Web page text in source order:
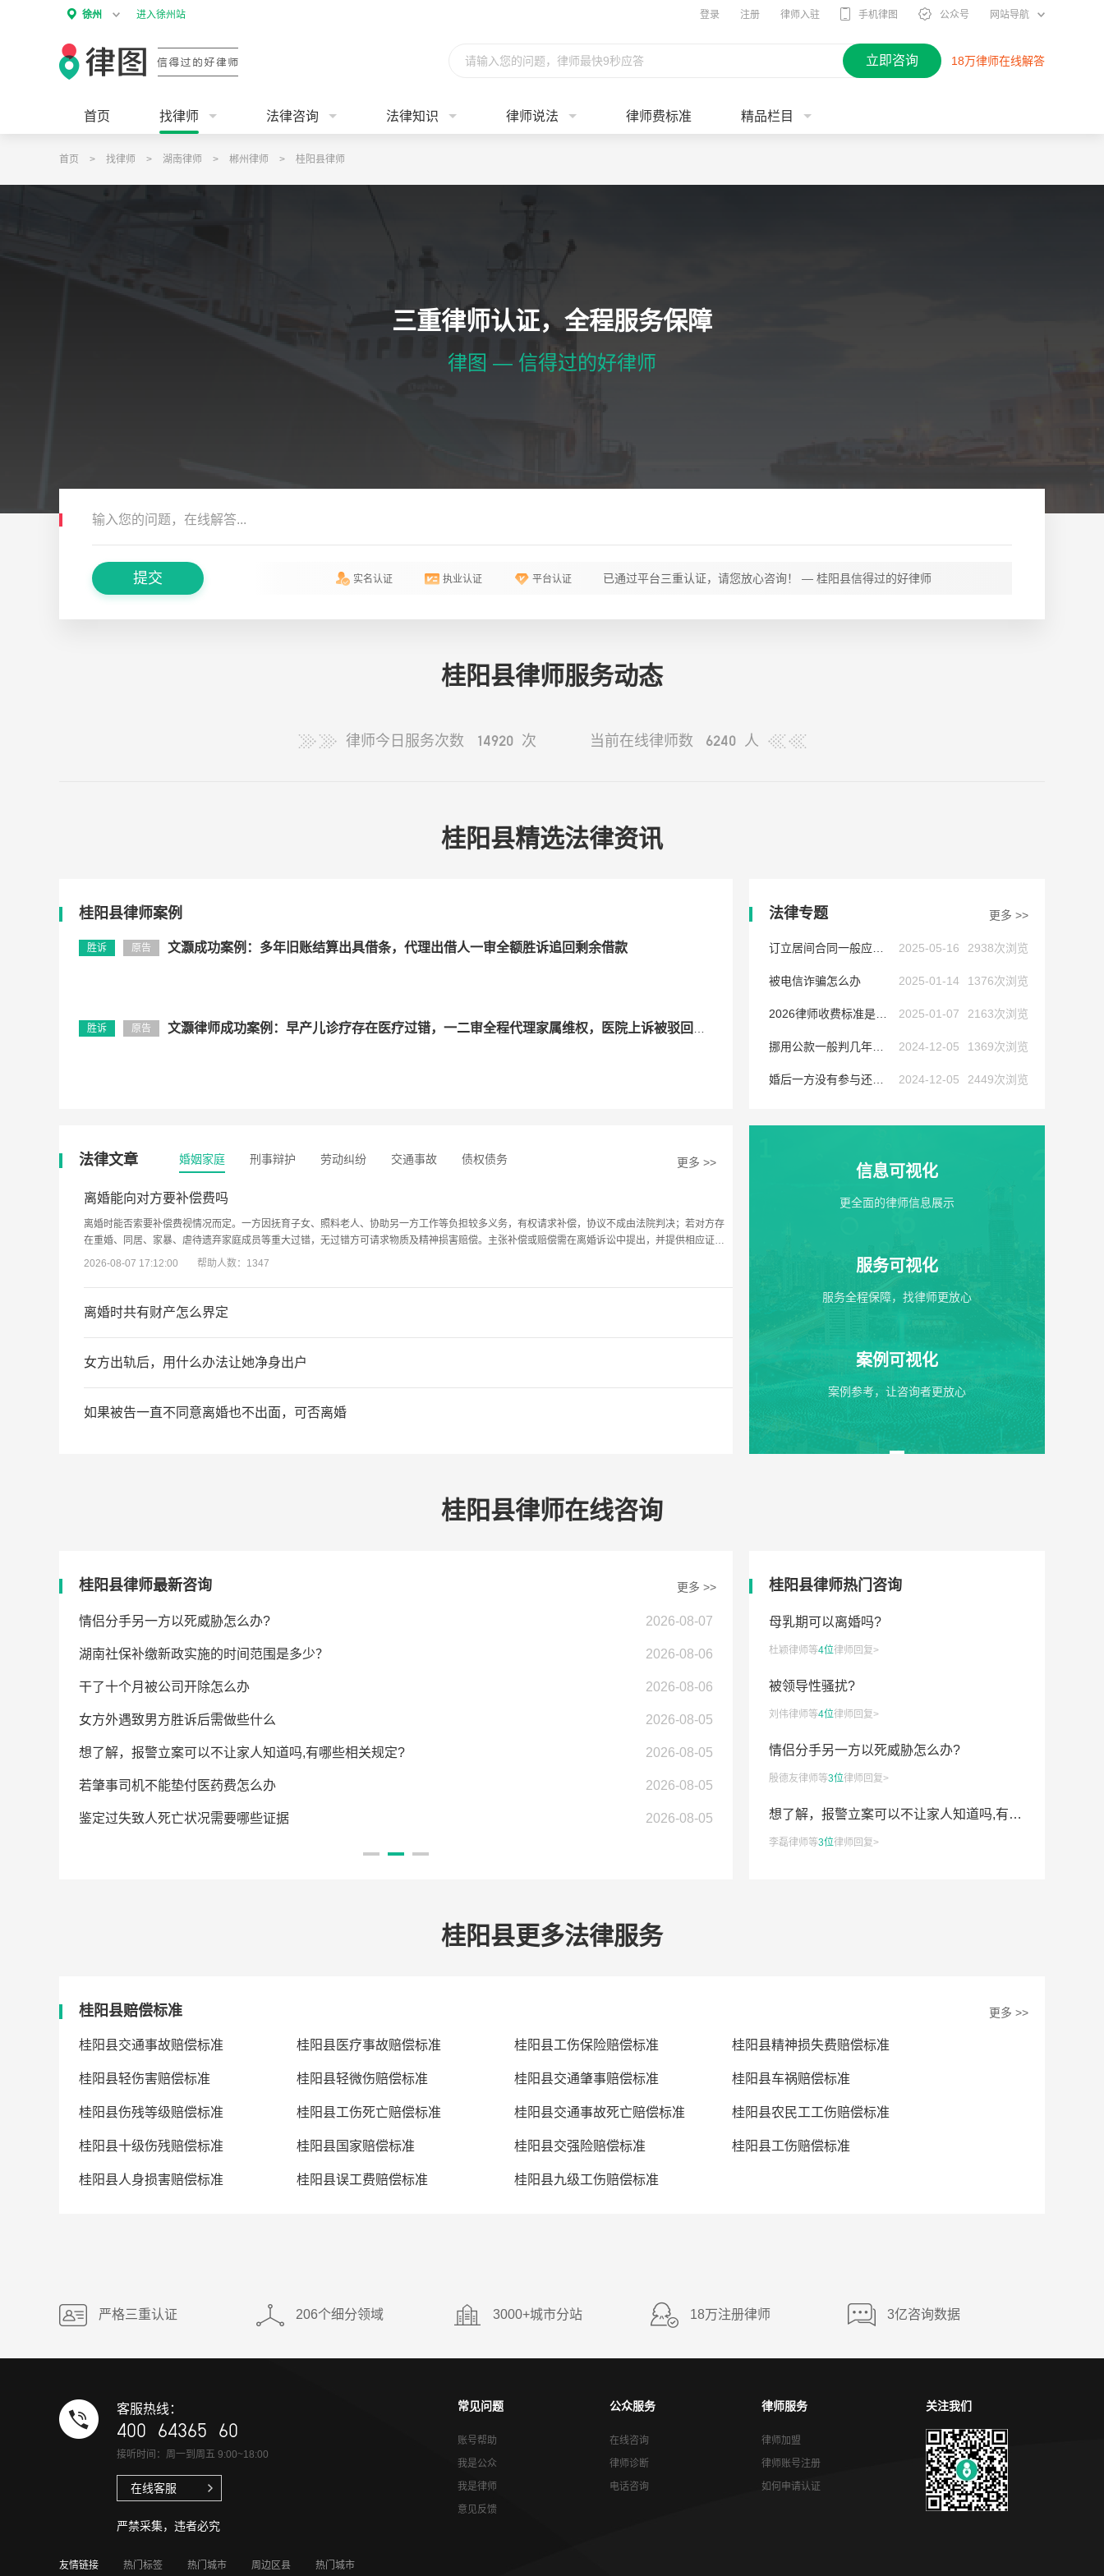
徐州 进入徐州站 登录 注册 律师入驻 手机律图 公众号 网站导航
请输入您的问题，律师最快9秒应答 立即咨询 18万律师在线解答
首页 找律师 法律咨询 法律知识 律师说法 律师费标准 精品栏目
首页 > 找律师 > 湖南律师 > 郴州律师 > 桂阳县律师
三重律师认证，全程服务保障
律图 — 信得过的好律师
输入您的问题，在线解答...
提交 实名认证 执业认证 平台认证 已通过平台三重认证，请您放心咨询！ — 桂阳县信得过的好律师
桂阳县律师服务动态
律师今日服务次数 14920 次 当前在线律师数 6240 人
桂阳县精选法律资讯
桂阳县律师案例
胜诉 原告 文灏成功案例：多年旧账结算出具借条，代理出借人一审全额胜诉追回剩余借款
胜诉 原告 文灏律师成功案例：早产儿诊疗存在医疗过错，一二审全程代理家属维权，医院上诉被驳回并足额赔付
法律文章 婚姻家庭 刑事辩护 劳动纠纷 交通事故 债权债务 更多 >>
离婚能向对方要补偿费吗
离婚时能否索要补偿费视情况而定。一方因抚育子女、照料老人、协助另一方工作等负担较多义务，有权请求补偿，协议不成由法院判决；若对方存
在重婚、同居、家暴、虐待遗弃家庭成员等重大过错，无过错方可请求物质及精神损害赔偿。主张补偿或赔偿需在离婚诉讼中提出，并提供相应证据
支持。
2026-08-07 17:12:00 帮助人数：1347
离婚时共有财产怎么界定
离婚时，夫妻在婚姻关系存续期间所得的财产一般属于共有财产。具体包括工资、奖金、劳务报酬，生产、经营、投资的收益，知识产权的收益，继
承或者受赠的财产（但遗嘱或赠与合同中确定只归一方的除外），以及其他应当归共同所有的财产。
女方出轨后，用什么办法让她净身出户
目前法律上并没有明确规定出轨方要净身出户。若想让女方出轨后净身出户，可与女方协商，让其自愿放弃财产分配，签订相应财产分割协议；若协
商不成，在诉讼中，如能证明女方过错行为符合法定情形，法院在财产分割时可能会倾向于无过错方，但很难让女方完全净身出户。
如果被告一直不同意离婚也不出面，可否离婚
更多 >>
法律专题
2938次浏览
2025-05-16
订立居间合同一般应当注意哪些问题
1376次浏览
2025-01-14
被电信诈骗怎么办
2163次浏览
2025-01-07
2026律师收费标准是多少
1369次浏览
2024-12-05
挪用公款一般判几年以上
2449次浏览
2024-12-05
婚后一方没有参与还贷,债务怎么处理
信息可视化
更全面的律师信息展示
服务可视化
服务全程保障，找律师更放心
案例可视化
案例参考，让咨询者更放心
桂阳县律师在线咨询
更多 >>
桂阳县律师最新咨询
2026-08-07
情侣分手另一方以死威胁怎么办?
2026-08-06
湖南社保补缴新政实施的时间范围是多少？
2026-08-06
干了十个月被公司开除怎么办
2026-08-05
女方外遇致男方胜诉后需做些什么
2026-08-05
想了解，报警立案可以不让家人知道吗,有哪些相关规定?
2026-08-05
若肇事司机不能垫付医药费怎么办
2026-08-05
鉴定过失致人死亡状况需要哪些证据
离婚时小女孩的话有效吗
欠条可不可以对利息进行约定
离婚后共同抚养权归哪方
刚结婚两天能离婚吗
发生车祸造成伤残，赔偿金该谁负责
微信里提离婚放弃房产到底有没有效
婚姻责任方财产怎样处理
桂阳县律师热门咨询
母乳期可以离婚吗?
杜颖律师等4位律师回复>
被领导性骚扰?
刘伟律师等4位律师回复>
情侣分手另一方以死威胁怎么办?
殷德友律师等3位律师回复>
想了解，报警立案可以不让家人知道吗,有哪些相关规定?
李磊律师等3位律师回复>
桂阳县更多法律服务
更多 >>
桂阳县赔偿标准
桂阳县交通事故赔偿标准 桂阳县医疗事故赔偿标准 桂阳县工伤保险赔偿标准 桂阳县精神损失费赔偿标准
桂阳县轻伤害赔偿标准 桂阳县轻微伤赔偿标准 桂阳县交通肇事赔偿标准 桂阳县车祸赔偿标准
桂阳县伤残等级赔偿标准 桂阳县工伤死亡赔偿标准 桂阳县交通事故死亡赔偿标准 桂阳县农民工工伤赔偿标准
桂阳县十级伤残赔偿标准 桂阳县国家赔偿标准 桂阳县交强险赔偿标准 桂阳县工伤赔偿标准
桂阳县人身损害赔偿标准 桂阳县误工费赔偿标准 桂阳县九级工伤赔偿标准
严格三重认证 206个细分领域 3000+城市分站 18万注册律师 3亿咨询数据
客服热线：
400 64365 60
接听时间：周一到周五 9:00~18:00
在线客服
严禁采集，违者必究
常见问题
账号帮助
我是公众
我是律师
意见反馈
公众服务
在线咨询
律师诊断
电话咨询
律师服务
律师加盟
律师账号注册
如何申请认证
关注我们
友情链接 热门标签 热门城市 周边区县 热门城市